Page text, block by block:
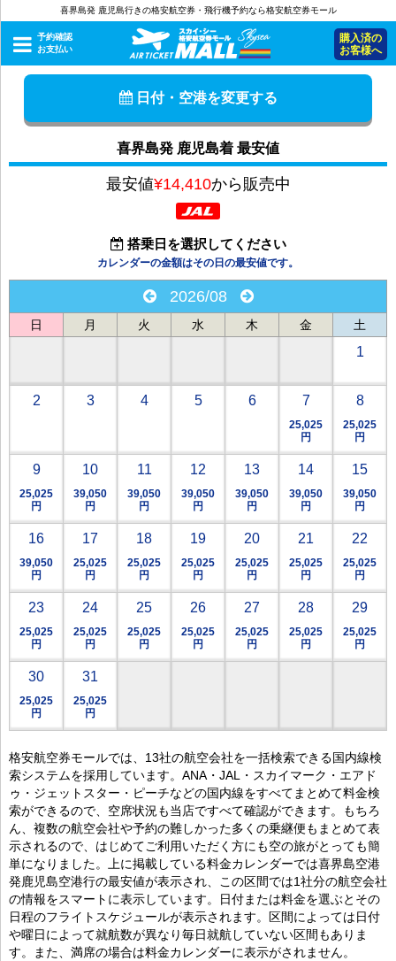
喜界島発 鹿児島行きの格安航空券・飛行機予約なら格安航空券モール
予約確認
お支払い
購入済の
お客様へ
日付・空港を変更する
喜界島発 鹿児島着 最安値
最安値¥14,410から販売中
搭乗日を選択してください
カレンダーの金額はその日の最安値です。
2026/08
日 月 火 水 木 金 土
1
2 3 4 5 6 7
25,025
円
8
25,025
円
9
25,025
円
10
39,050
円
11
39,050
円
12
39,050
円
13
39,050
円
14
39,050
円
15
39,050
円
16
39,050
円
17
25,025
円
18
25,025
円
19
25,025
円
20
25,025
円
21
25,025
円
22
25,025
円
23
25,025
円
24
25,025
円
25
25,025
円
26
25,025
円
27
25,025
円
28
25,025
円
29
25,025
円
30
25,025
円
31
25,025
円
格安航空券モールでは、13社の航空会社を一括検索できる国内線検
索システムを採用しています。ANA・JAL・スカイマーク・エアド
ゥ・ジェットスター・ピーチなどの国内線をすべてまとめて料金検
索ができるので、空席状況も当店ですべて確認ができます。もちろ
ん、複数の航空会社や予約の難しかった多くの乗継便もまとめて表
示されるので、はじめてご利用いただく方にも空の旅がとっても簡
単になりました。上に掲載している料金カレンダーでは喜界島空港
発鹿児島空港行の最安値が表示され、この区間では1社分の航空会社
の情報をスマートに表示しています。日付または料金を選ぶとその
日程のフライトスケジュールが表示されます。区間によっては日付
や曜日によって就航数が異なり毎日就航していない区間もありま
す。また、満席の場合は料金カレンダーに表示がされません。